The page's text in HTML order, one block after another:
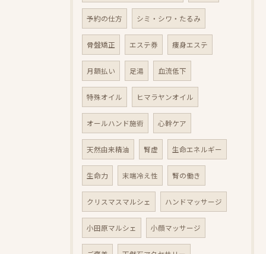
予約の仕方 シミ・シワ・たるみ
骨盤矯正 エステ券 痩身エステ
月額払い 足湯 血流低下
特殊オイル ヒマラヤンオイル
オールハンド施術 心幹ケア
天然由来精油 腎虚 生命エネルギー
生命力 末端冷え性 腎の働き
クリスマスマルシェ ハンドマッサージ
小田原マルシェ 小顔マッサージ